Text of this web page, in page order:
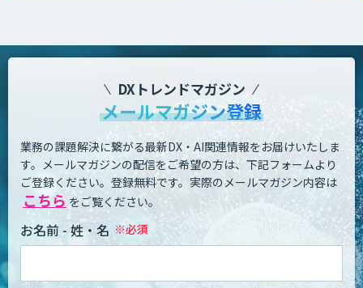
DXトレンドマガジン
メールマガジン登録
業務の課題解決に繋がる最新DX・AI関連情報をお届けいたしま
す。 メールマガジンの配信をご希望の方は、下記フォームより
ご登録ください。登録無料です。 実際のメールマガジン内容は
こちら をご覧ください。
お名前 - 姓・名